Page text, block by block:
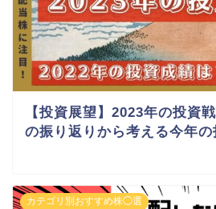
【投資展望】2023年の投資
の振り返りから考える今年の
カテゴリ別おすすめ株◯選